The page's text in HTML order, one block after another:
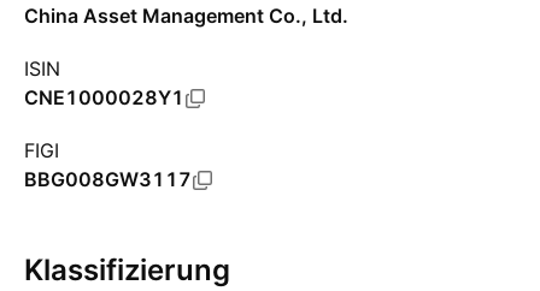
China Asset Management Co., Ltd.
ISIN
CNE1000028Y1
FIGI
BBG008GW3117
Klassifizierung